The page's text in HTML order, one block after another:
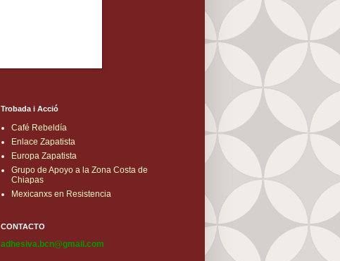
Trobada i Acció
Café Rebeldía
Enlace Zapatista
Europa Zapatista
Grupo de Apoyo a la Zona Costa de
Chiapas
Mexicanxs en Resistencia
CONTACTO
adhesiva.bcn@gmail.com